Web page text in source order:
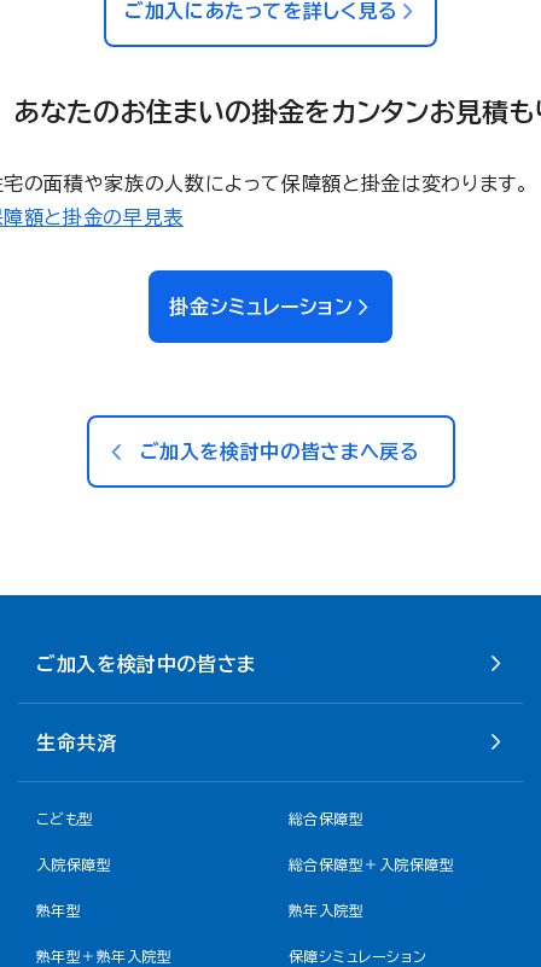
ご加入にあたってを詳しく見る
あなたのお住まいの掛金をカンタンお見積も
の面積や家族の人数によって保障額と掛金は変わります。
障額と掛金の早見表
掛金シミュレーション
ご加入を検討中の皆さまへ戻る
ご加入を検討中の皆さま
生命共済
こども型 総合保障型
入院保障型 総合保障型＋入院保障型
熟年型 熟年入院型
熟年型＋熟年入院型 保障シミュレーション